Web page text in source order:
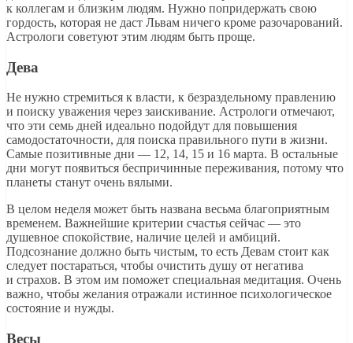
к коллегам и близким людям. Нужно попридержать свою
гордость, которая не даст Львам ничего кроме разочарований.
Астрологи советуют этим людям быть проще.
Дева
Не нужно стремиться к власти, к безраздельному правлению
и поиску уважения через заискивание. Астрологи отмечают,
что эти семь дней идеально подойдут для повышения
самодостаточности, для поиска правильного пути в жизни.
Самые позитивные дни — 12, 14, 15 и 16 марта. В остальные
дни могут появиться беспричинные переживания, потому что
планеты станут очень вялыми.
В целом неделя может быть названа весьма благоприятным
временем. Важнейшие критерии счастья сейчас — это
душевное спокойствие, наличие целей и амбиций.
Подсознание должно быть чистым, то есть Девам стоит как
следует постараться, чтобы очистить душу от негатива
и страхов. В этом им поможет специальная медитация. Очень
важно, чтобы желания отражали истинное психологическое
состояние и нужды.
Весы